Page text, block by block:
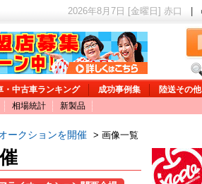
2026年8月7日 [金曜日] 赤口
・中古車ランキング 成功事例集 陸送その他
相場統計 新製品
ークションを開催 > 画像一覧